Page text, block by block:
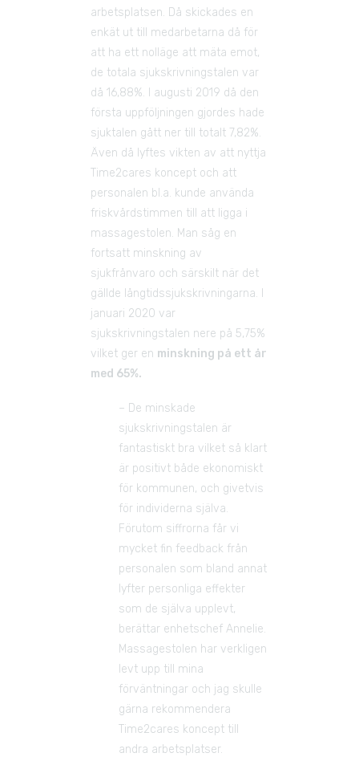
arbetsplatsen. Då skickades en
enkät ut till medarbetarna då för
att ha ett nolläge att mäta emot,
de totala sjukskrivningstalen var
då 16,88%. I augusti 2019 då den
första uppföljningen gjordes hade
sjuktalen gått ner till totalt 7,82%.
Även då lyftes vikten av att nyttja
Time2cares koncept och att
personalen bl.a. kunde använda
friskvårdstimmen till att ligga i
massagestolen. Man såg en
fortsatt minskning av
sjukfrånvaro och särskilt när det
gällde långtidssjukskrivningarna. I
januari 2020 var
sjukskrivningstalen nere på 5,75%
vilket ger en minskning på ett år
med 65%.
– De minskade
sjukskrivningstalen är
fantastiskt bra vilket så klart
är positivt både ekonomiskt
för kommunen, och givetvis
för individerna själva.
Förutom siffrorna får vi
mycket fin feedback från
personalen som bland annat
lyfter personliga effekter
som de själva upplevt,
berättar enhetschef Annelie.
Massagestolen har verkligen
levt upp till mina
förväntningar och jag skulle
gärna rekommendera
Time2cares koncept till
andra arbetsplatser.